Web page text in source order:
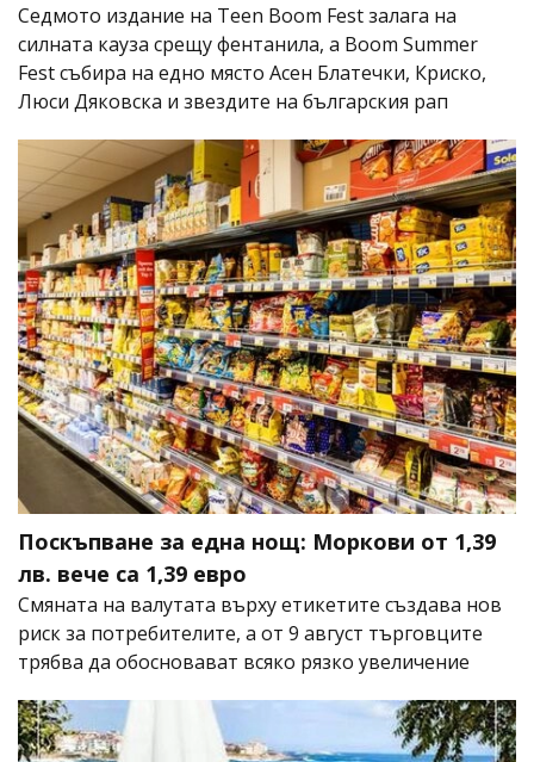
Седмото издание на Teen Boom Fest залага на
силната кауза срещу фентанила, а Boom Summer
Fest събира на едно място Асен Блатечки, Криско,
Люси Дяковска и звездите на българския рап
Поскъпване за една нощ: Моркови от 1,39
лв. вече са 1,39 евро
Смяната на валутата върху етикетите създава нов
риск за потребителите, а от 9 август търговците
трябва да обосновават всяко рязко увеличение